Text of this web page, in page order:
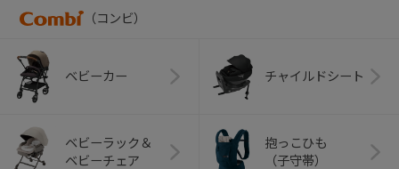
（コンビ）
ベビーカー チャイルドシート
ベビーラック＆
ベビーチェア
抱っこひも
（子守帯）